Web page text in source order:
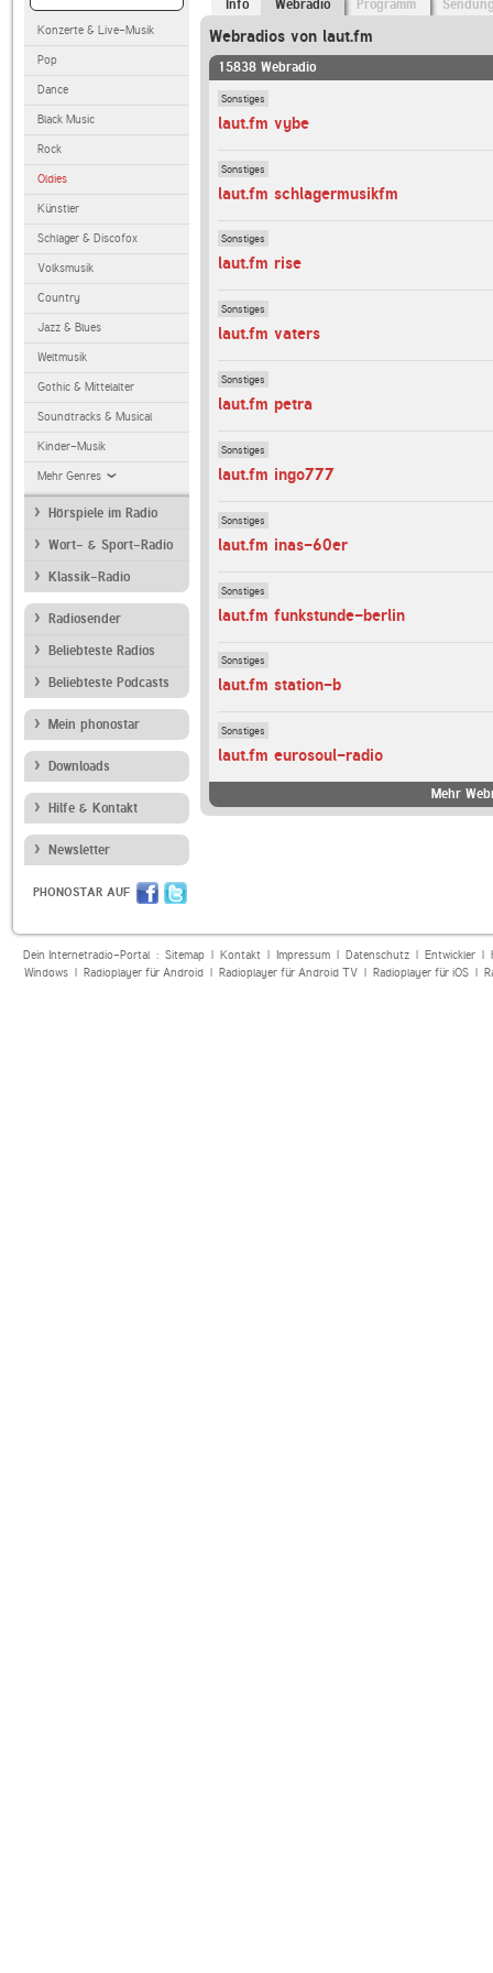
Konzerte & Live-Musik
Pop
Dance
Black Music
Rock
Oldies
Künstler
Schlager & Discofox
Volksmusik
Country
Jazz & Blues
Weltmusik
Gothic & Mittelalter
Soundtracks & Musical
Kinder-Musik
Mehr Genres
Hörspiele im Radio
Wort- & Sport-Radio
Klassik-Radio
Radiosender
Beliebteste Radios
Beliebteste Podcasts
Mein phonostar
Downloads
Hilfe & Kontakt
Newsletter
PHONOSTAR AUF
Info Webradio Programm
Webradios von laut.fm
15838 Webradio
Sonstiges
laut.fm vybe
Sonstiges
laut.fm schlagermusikfm
Sonstiges
laut.fm rise
Sonstiges
laut.fm vaters
Sonstiges
laut.fm petra
Sonstiges
laut.fm ingo777
Sonstiges
laut.fm inas-60er
Sonstiges
laut.fm funkstunde-berlin
Sonstiges
laut.fm station-b
Sonstiges
laut.fm eurosoul-radio
Mehr
Dein Internetradio-Portal : Sitemap| Kontakt| Impressum| Datenschutz| Entwickler|
Windows| Radioplayer für Android| Radioplayer für Android TV| Radioplayer für iOS|